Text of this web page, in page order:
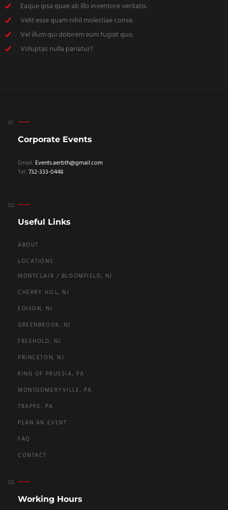
Eaque ipsa quae ab illo inventore veritatis.
Velit esse quam nihil molestiae conse.
Vel illum qui dolorem eum fugiat quo.
Voluptas nulla pariatur?
Corporate Events
Email: Events.aerbth@gmail.com
Tel: 732-333-0448
Useful Links
ABOUT
LOCATIONS
MONTCLAIR / BLOOMFIELD, NJ
CHERRY HILL, NJ
EDISON, NJ
GREENBROOK, NJ
FREEHOLD, NJ
PRINCETON, NJ
KING OF PRUSSIA, PA
MONTGOMERYVILLE, PA
TRAPPE, PA
PLAN AN EVENT
FAQ
CONTACT
Working Hours